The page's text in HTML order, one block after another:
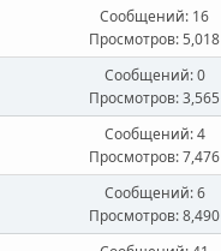
Сообщений: 16
Просмотров: 5,018
Сообщений: 0
Просмотров: 3,565
Сообщений: 4
Просмотров: 7,476
Сообщений: 6
Просмотров: 8,490